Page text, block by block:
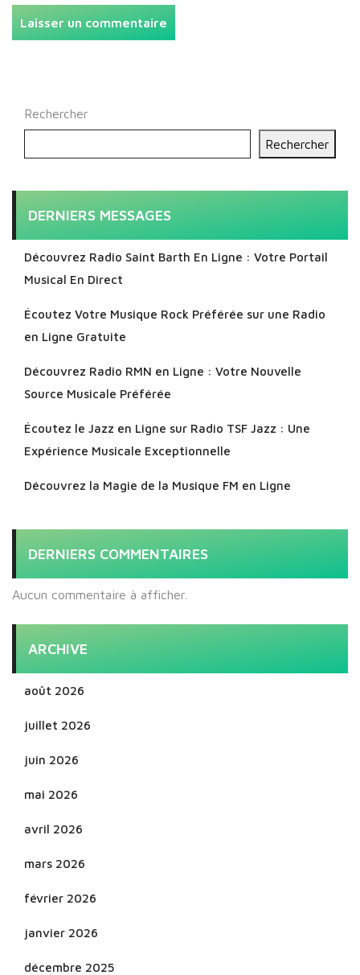
Rechercher
Rechercher
DERNIERS MESSAGES
Découvrez Radio Saint Barth En Ligne : Votre Portail
Musical En Direct
Écoutez Votre Musique Rock Préférée sur une Radio
en Ligne Gratuite
Découvrez Radio RMN en Ligne : Votre Nouvelle
Source Musicale Préférée
Écoutez le Jazz en Ligne sur Radio TSF Jazz : Une
Expérience Musicale Exceptionnelle
Découvrez la Magie de la Musique FM en Ligne
DERNIERS COMMENTAIRES
Aucun commentaire à afficher.
ARCHIVE
août 2026
juillet 2026
juin 2026
mai 2026
avril 2026
mars 2026
février 2026
janvier 2026
décembre 2025